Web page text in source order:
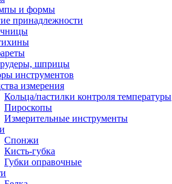
и формы
принадлежности
шприцы
инструментов
измерения
Кольца/пастилки контроля температуры
Пироскопы
Измерительные инструменты
Спонжи
Кисть-губка
Губки оправочные